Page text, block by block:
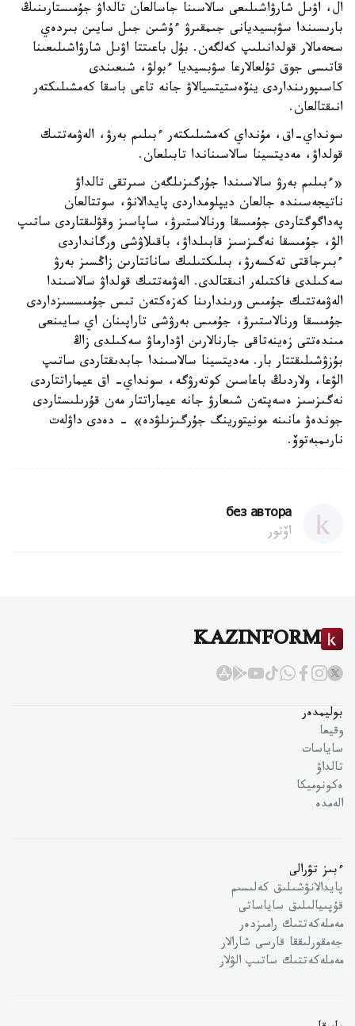
ال، اۋىل شارۋاشىلىعى سالاسىنا جاسالعان تالداۋ جۇمىستارىنىڭ
بارىسىندا سۋبسيديانى جىمقىرۋ ءۇشىن جىل سايىن بىردەي
سحەمالار قولدانىلىپ كەلگەن. بۇل باعىتتا اۋىل شارۋاشىلىعىنا
قاتىسى جوق تۇلعالارعا سۋبسيديا ءبولۋ، شىعىندى
كاسىپورىنداردى ينۆەستيتسيالاۋ جانە تاعى باسقا كەمشىلىكتەر
انىقتالعان.
سونداي-اق، مۇنداي كەمشىلىكتەر ءبىلىم بەرۋ، الەۋمەتتىك
قولداۋ، مەديتسينا سالاسىناندا تابىلعان.
«ءبىلىم بەرۋ سالاسىندا جۇرگىزىلگەن سىرتقى تالداۋ
ناتيجەسىندە جالعان ديپلومداردى پايدالانۋ، سوتتالعان
پەداگوگتاردى جۇمىسقا ورنالاستىرۋ، ساپاسىز وقۋلىقتاردى ساتىپ
الۋ، جۇمىسقا نەگىزسىز قابىلداۋ، باقىلاۋشى ورگانداردى
ءبىرجاقتى تەكسەرۋ، بىلىكتىلىك ساناتتارىن زاڭسىز بەرۋ
سەكىلدى فاكتىلەر انىقتالدى. الەۋمەتتىك قولداۋ سالاسىندا
الەۋمەتتىك جۇمىس ورىندارىنا كەزەكتەن تىس جۇمىسسىزداردى
جۇمىسقا ورنالاستىرۋ، جۇمىس بەرۋشى تاراپىنان اي سايىنعى
مىندەتتى زەينەتاقى جارنالارىن اۋدارماۋ سەكىلدى زاڭ
بۇزۋشىلىقتتار بار. مەديتسينا سالاسىندا جابدىقتاردى ساتىپ
الۋعا، ولاردىڭ باعاسىن كوتەرۋگە، سونداي- اق عيماراتتاردى
نەگىزسىز ەسەپتەن شىعارۋ جانە عيماراتتار مەن قۇرىلىستاردى
جوندەۋ مانىنە مونيتورينگ جۇرگىزىلۋدە» - دەدى داۋلەت
نارىمبەتوۆ.
без автора
اۆتور
KAZINFORM
بوليمدەر
وقيعا
ساياسات
تالداۋ
ەكونوميكا
الەمدە
ءبىز تۋرالى
پايدالانۋشىلىق كەلىسىم
قۇپىيالىلىق ساياساتى
مەملەكەتتىك رامىزدەر
جەمقورلىققا قارسى شارالار
مەملەكەتتىك ساتىپ الۋلار